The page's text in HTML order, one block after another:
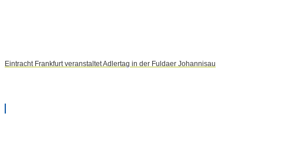
Eintracht Frankfurt veranstaltet Adlertag in der Fuldaer Johannisau